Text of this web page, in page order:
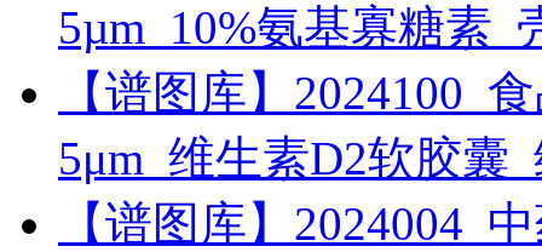
5µm_10%氨基寡糖素
【谱图库】2024100_
5μm_维生素D2软胶囊
【谱图库】2024004_